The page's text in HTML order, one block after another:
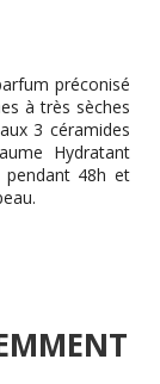
préconisé
à très sèches
3 céramides
Hydratant
pendant 48h et